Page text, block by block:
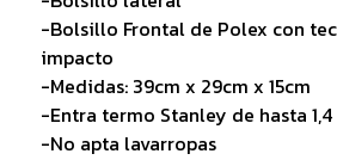
-Bolsillo Frontal de Polex con
impacto
-Medidas: 39cm x 29cm x 15cm
-Entra termo Stanley de hasta
-No apta lavarropas